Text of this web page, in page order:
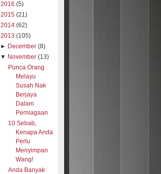
2016 (5)
2015 (21)
2014 (62)
2013 (105)
► December (8)
▼ November (13)
Punca Orang
Melayu
Susah Nak
Berjaya
Dalam
Perniagaan
10 Sebab,
Kenapa Anda
Perlu
Menyimpan
Wang!
Anda Banyak